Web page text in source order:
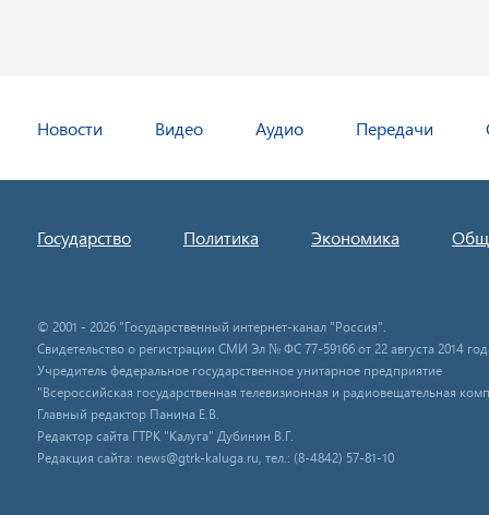
Новости Видео Аудио Передачи
Государство Политика Экономика
© 2001 - 2026 "Государственный интернет-канал "Россия".
Свидетельство о регистрации СМИ Эл № ФС 77-59166 от 22 августа 2014
Учредитель федеральное государственное унитарное предприятие
"Всероссийская государственная телевизионная и радиовещательная
Главный редактор Панина Е.В.
Редактор сайта ГТРК "Калуга" Дубинин В.Г.
Редакция сайта: news@gtrk-kaluga.ru, тел.: (8-4842) 57-81-10